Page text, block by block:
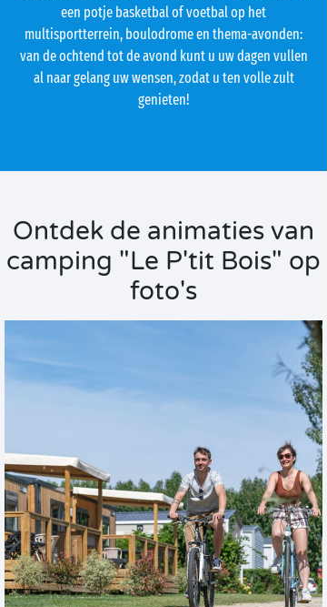
een potje basketbal of voetbal op het
multisportterrein, boulodrome en thema-avonden:
van de ochtend tot de avond kunt u uw dagen vullen
al naar gelang uw wensen, zodat u ten volle zult
genieten!
Ontdek de animaties van
camping "Le P'tit Bois" op
foto's